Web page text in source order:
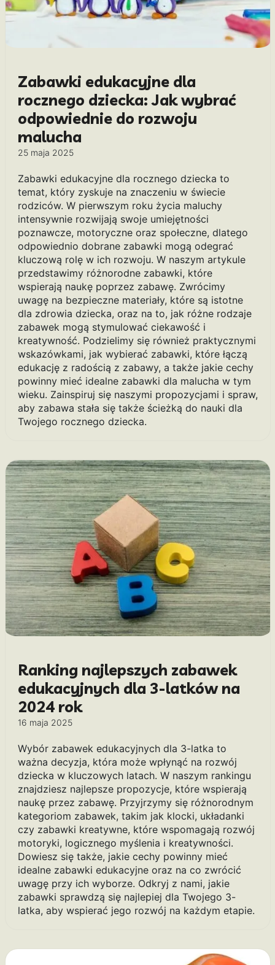
Zabawki edukacyjne dla
rocznego dziecka: Jak wybrać
odpowiednie do rozwoju
malucha
25 maja 2025
Zabawki edukacyjne dla rocznego dziecka to
temat, który zyskuje na znaczeniu w świecie
rodziców. W pierwszym roku życia maluchy
intensywnie rozwijają swoje umiejętności
poznawcze, motoryczne oraz społeczne, dlatego
odpowiednio dobrane zabawki mogą odegrać
kluczową rolę w ich rozwoju. W naszym artykule
przedstawimy różnorodne zabawki, które
wspierają naukę poprzez zabawę. Zwrócimy
uwagę na bezpieczne materiały, które są istotne
dla zdrowia dziecka, oraz na to, jak różne rodzaje
zabawek mogą stymulować ciekawość i
kreatywność. Podzielimy się również praktycznymi
wskazówkami, jak wybierać zabawki, które łączą
edukację z radością z zabawy, a także jakie cechy
powinny mieć idealne zabawki dla malucha w tym
wieku. Zainspiruj się naszymi propozycjami i spraw,
aby zabawa stała się także ścieżką do nauki dla
Twojego rocznego dziecka.
Ranking najlepszych zabawek
edukacyjnych dla 3-latków na
2024 rok
16 maja 2025
Wybór zabawek edukacyjnych dla 3-latka to
ważna decyzja, która może wpłynąć na rozwój
dziecka w kluczowych latach. W naszym rankingu
znajdziesz najlepsze propozycje, które wspierają
naukę przez zabawę. Przyjrzymy się różnorodnym
kategoriom zabawek, takim jak klocki, układanki
czy zabawki kreatywne, które wspomagają rozwój
motoryki, logicznego myślenia i kreatywności.
Dowiesz się także, jakie cechy powinny mieć
idealne zabawki edukacyjne oraz na co zwrócić
uwagę przy ich wyborze. Odkryj z nami, jakie
zabawki sprawdzą się najlepiej dla Twojego 3-
latka, aby wspierać jego rozwój na każdym etapie.